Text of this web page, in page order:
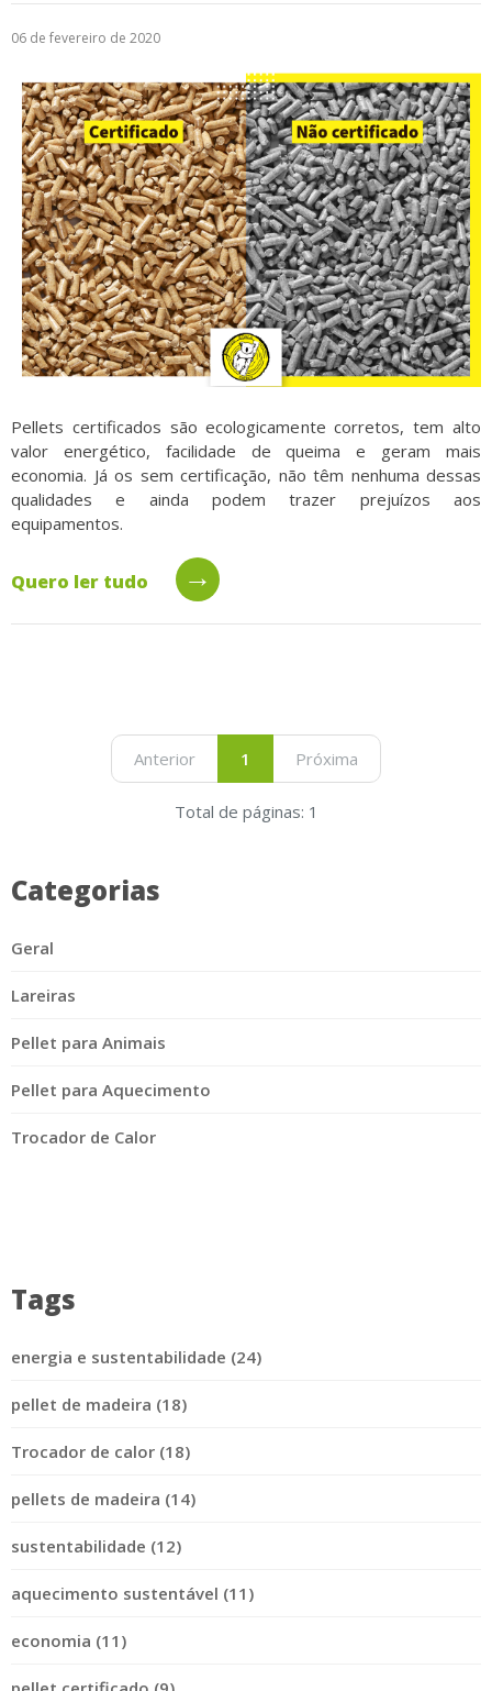
06 de fevereiro de 2020
Pellets certificados são ecologicamente corretos, tem alto
valor energético, facilidade de queima e geram mais
economia. Já os sem certificação, não têm nenhuma dessas
qualidades e ainda podem trazer prejuízos aos
equipamentos.
Quero ler tudo →
Anterior 1 Próxima
Total de páginas: 1
Categorias
Geral
Lareiras
Pellet para Animais
Pellet para Aquecimento
Trocador de Calor
Tags
energia e sustentabilidade (24)
pellet de madeira (18)
Trocador de calor (18)
pellets de madeira (14)
sustentabilidade (12)
aquecimento sustentável (11)
economia (11)